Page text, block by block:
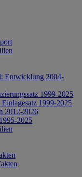
Entwicklung 2004-
1999-2025
1999-2025
2012-2026
2025